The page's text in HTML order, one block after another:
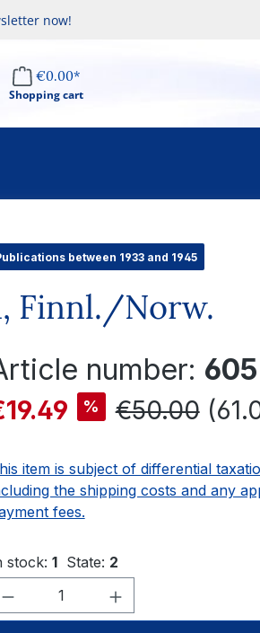
now!
€0.00*
Shopping cart
between 1933 and 1945
Finnl./Norw.
number: 605
price: % Regular
€50.00
item is subject of differential
the shipping costs and any
fees.
stock: 1 State: 2
Product Quantity: Enter